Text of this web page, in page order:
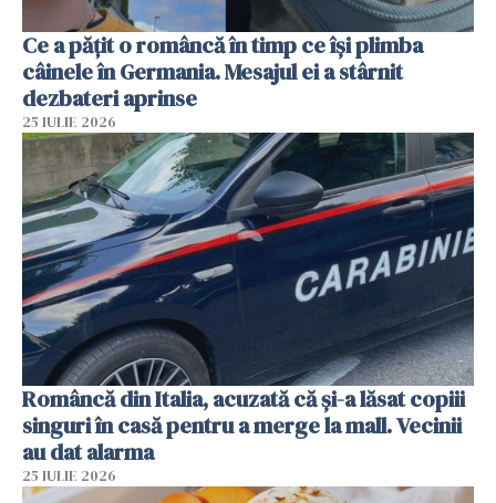
Ce a pățit o româncă în timp ce își plimba
câinele în Germania. Mesajul ei a stârnit
dezbateri aprinse
25 IULIE 2026
Româncă din Italia, acuzată că și-a lăsat copiii
singuri în casă pentru a merge la mall. Vecinii
au dat alarma
25 IULIE 2026